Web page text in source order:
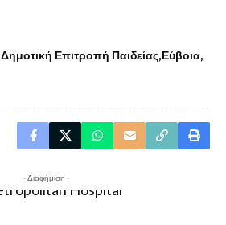
Δημοτική Επιτροπή Παιδείας Εύβοια
- Διαφήμιση -